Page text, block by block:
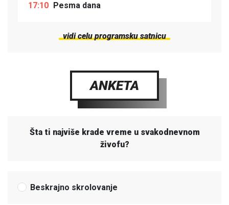
17:10 Pesma dana
vidi celu programsku satnicu
ANKETA
Šta ti najviše krade vreme u svakodnevnom
živofu?
Beskrajno skrolovanje